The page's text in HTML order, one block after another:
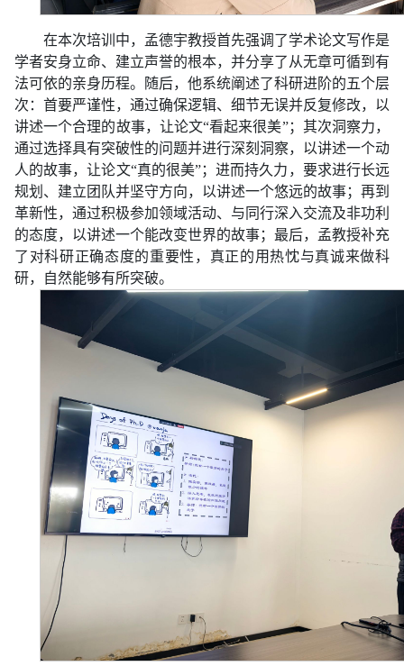
在本次培训中，孟德宇教授首先强调了学术论文写作是
学者安身立命、建立声誉的根本，并分享了从无章可循到有
法可依的亲身历程。随后，他系统阐述了科研进阶的五个层
次：首要严谨性，通过确保逻辑、细节无误并反复修改，以
讲述一个合理的故事，让论文“看起来很美”；其次洞察力，
通过选择具有突破性的问题并进行深刻洞察，以讲述一个动
人的故事，让论文“真的很美”；进而持久力，要求进行长远
规划、建立团队并坚守方向，以讲述一个悠远的故事；再到
革新性，通过积极参加领域活动、与同行深入交流及非功利
的态度，以讲述一个能改变世界的故事；最后，孟教授补充
了对科研正确态度的重要性，真正的用热忱与真诚来做科
研，自然能够有所突破。